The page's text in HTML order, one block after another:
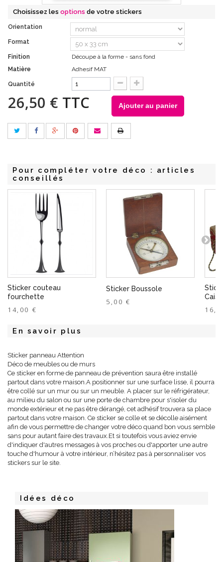
Choisissez les options de votre stickers
Orientation
Format
Finition
Découpe à la forme - sans fond
Matière
Adhesif MAT
Quantité
26,50 € TTC Ajouter au panier
Pour compléter votre déco : articles
conseillés
Sticker couteau
fourchette
14,00 €
Sticker Boussole
5,00 €
En savoir plus
Sticker panneau Attention
Déco de meubles ou de murs
Ce sticker en forme de panneau de prévention saura être installé
partout dans votre maison.A positionner sur une surface lisse, il pourra
être collé sur un mur ou sur un meuble. A placer sur le réfrigérateur,
au milieu du salon ou sur une porte de chambre pour s'isoler du
monde extérieur et ne pas être dérangé, cet adhésif trouvera sa place
partout dans votre maison. Ce sticker se colle et se décolle aisément
afin de vous permettre de changer votre déco quand bon vous semble
sans pour autant faire des travaux.Et si toutefois vous aviez envie
d'indiquer d'autres messages à vos proches ou d'apporter une autre
touche d'humour à votre intérieur, n’hésitez pas à personnaliser vos
stickers sur le site.
Idées déco